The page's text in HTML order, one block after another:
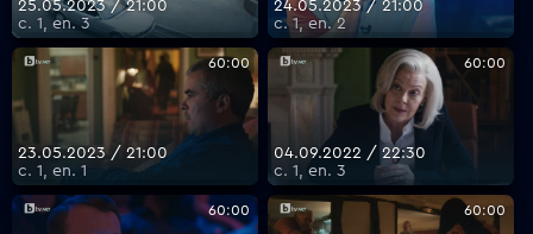
VOYO
25.05.2023 / 21:00
с. 1, еп. 3
24.05.2023 / 21:00
с. 1, еп. 2
60:00
23.05.2023 / 21:00
с. 1, еп. 1
60:00
04.09.2022 / 22:30
с. 1, еп. 3
60:00 60:00